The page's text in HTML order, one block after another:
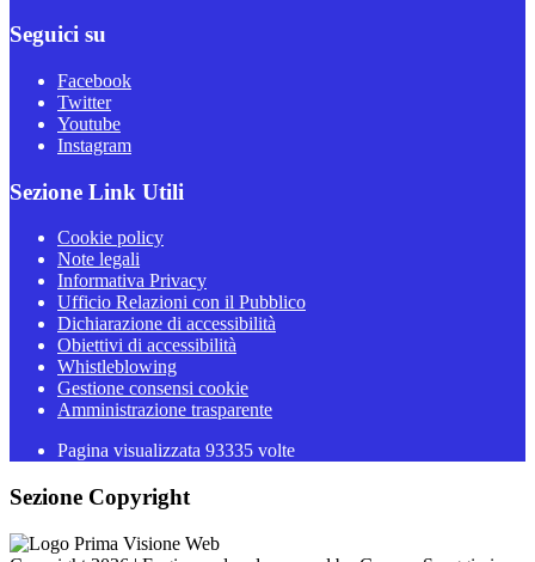
Seguici su
Facebook
Twitter
Youtube
Instagram
Sezione Link Utili
Cookie policy
Note legali
Informativa Privacy
Ufficio Relazioni con il Pubblico
Dichiarazione di accessibilità
Obiettivi di accessibilità
Whistleblowing
Gestione consensi cookie
Amministrazione trasparente
Pagina visualizzata 93335 volte
Sezione Copyright